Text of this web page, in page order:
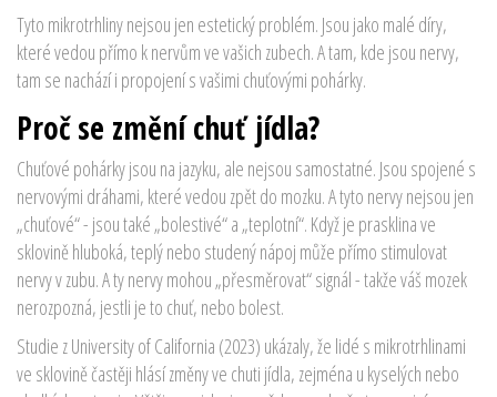
Tyto mikrotrhliny nejsou jen estetický problém. Jsou jako malé díry,
které vedou přímo k nervům ve vašich zubech. A tam, kde jsou nervy,
tam se nachází i propojení s vašimi chuťovými pohárky.
Proč se změní chuť jídla?
Chuťové pohárky jsou na jazyku, ale nejsou samostatné. Jsou spojené s
nervovými dráhami, které vedou zpět do mozku. A tyto nervy nejsou jen
„chuťové“ - jsou také „bolestivé“ a „teplotní“. Když je prasklina ve
sklovině hluboká, teplý nebo studený nápoj může přímo stimulovat
nervy v zubu. A ty nervy mohou „přesměrovat“ signál - takže váš mozek
nerozpozná, jestli je to chuť, nebo bolest.
Studie z University of California (2023) ukázaly, že lidé s mikrotrhlinami
ve sklovině častěji hlásí změny ve chuti jídla, zejména u kyselých nebo